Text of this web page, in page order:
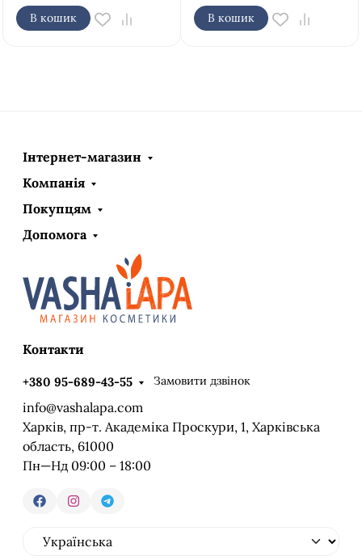
В кошик В кошик
Інтернет-магазин
Компанія
Покупцям
Допомога
Контакти
+380 95-689-43-55 Замовити дзвінок
info@vashalapa.com
Харків, пр-т. Академіка Проскури, 1, Харківська
область, 61000
Пн—Нд 09:00 – 18:00